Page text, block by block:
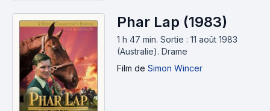
Phar Lap (1983)
1 h 47 min. Sortie : 11 août 1983
(Australie). Drame
Film de Simon Wincer